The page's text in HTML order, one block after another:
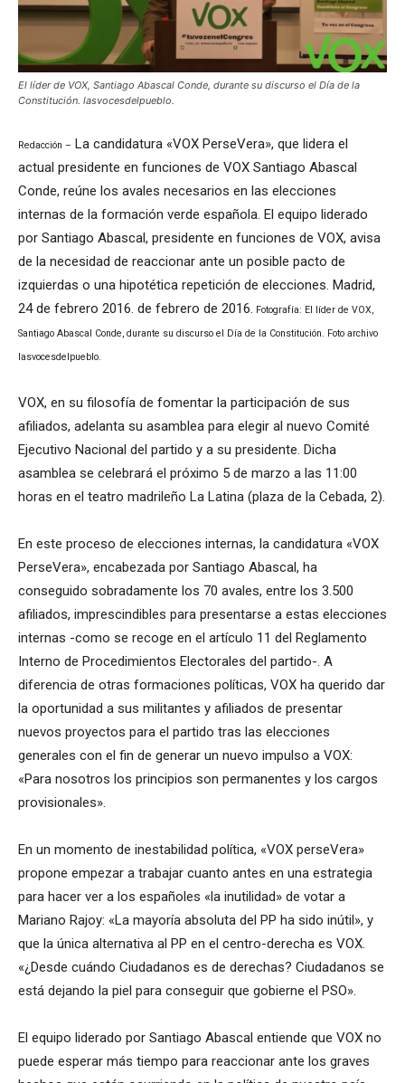
El líder de VOX, Santiago Abascal Conde, durante su discurso el Día de la
Constitución. lasvocesdelpueblo.
Redacción – La candidatura «VOX PerseVera», que lidera el
actual presidente en funciones de VOX Santiago Abascal
Conde, reúne los avales necesarios en las elecciones
internas de la formación verde española. El equipo liderado
por Santiago Abascal, presidente en funciones de VOX, avisa
de la necesidad de reaccionar ante un posible pacto de
izquierdas o una hipotética repetición de elecciones. Madrid,
24 de febrero 2016. de febrero de 2016. Fotografía: El líder de VOX,
Santiago Abascal Conde, durante su discurso el Día de la Constitución. Foto archivo
lasvocesdelpueblo.
VOX, en su filosofía de fomentar la participación de sus
afiliados, adelanta su asamblea para elegir al nuevo Comité
Ejecutivo Nacional del partido y a su presidente. Dicha
asamblea se celebrará el próximo 5 de marzo a las 11:00
horas en el teatro madrileño La Latina (plaza de la Cebada, 2).
En este proceso de elecciones internas, la candidatura «VOX
PerseVera», encabezada por Santiago Abascal, ha
conseguido sobradamente los 70 avales, entre los 3.500
afiliados, imprescindibles para presentarse a estas elecciones
internas -como se recoge en el artículo 11 del Reglamento
Interno de Procedimientos Electorales del partido-. A
diferencia de otras formaciones políticas, VOX ha querido dar
la oportunidad a sus militantes y afiliados de presentar
nuevos proyectos para el partido tras las elecciones
generales con el fin de generar un nuevo impulso a VOX:
«Para nosotros los principios son permanentes y los cargos
provisionales».
En un momento de inestabilidad política, «VOX perseVera»
propone empezar a trabajar cuanto antes en una estrategia
para hacer ver a los españoles «la inutilidad» de votar a
Mariano Rajoy: «La mayoría absoluta del PP ha sido inútil», y
que la única alternativa al PP en el centro-derecha es VOX.
«¿Desde cuándo Ciudadanos es de derechas? Ciudadanos se
está dejando la piel para conseguir que gobierne el PSO».
El equipo liderado por Santiago Abascal entiende que VOX no
puede esperar más tiempo para reaccionar ante los graves